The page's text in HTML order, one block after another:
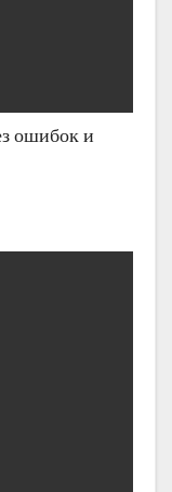
ошибок и